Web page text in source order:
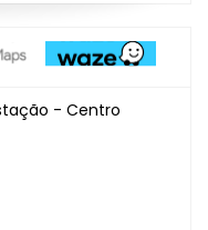
- Centro